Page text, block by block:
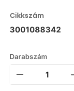
Cikkszám
3001088342
Darabszám